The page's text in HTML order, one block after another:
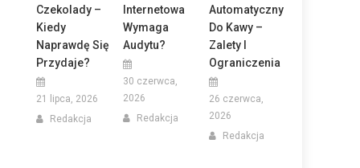
Czekolady –
Kiedy
Naprawdę Się
Przydaje?
21 lipca, 2026
Redakcja
Internetowa
Wymaga
Audytu?
30 czerwca,
2026
Redakcja
Automatyczny
Do Kawy –
Zalety I
Ograniczenia
26 czerwca,
2026
Redakcja